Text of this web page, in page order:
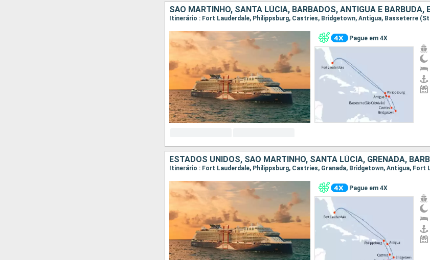
SÃO MARTINHO, SANTA LÚCIA, BARBADOS, ANTÍGUA E BARBUDA,
Itinerário : Fort Lauderdale, Philippsburg, Castries, Bridgetown, Antigua, Basseterre
Pague em 4X
Itinerário : Fort Lauderdale, Philippsburg, Castries, Granada, Bridgetown, Antigua, Fort
Pague em 4X